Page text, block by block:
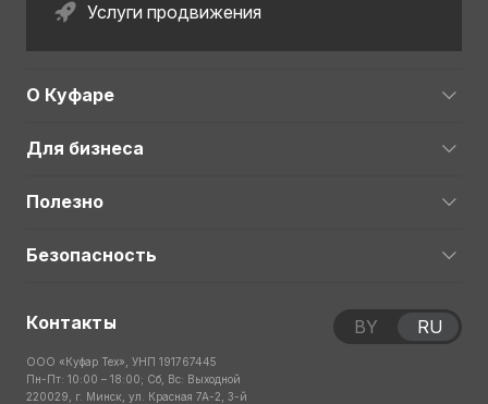
Услуги продвижения
О Куфаре
Для бизнеса
Полезно
Безопасность
Контакты
ООО «Куфар Тех», УНП 191767445
Пн-Пт: 10:00 – 18:00; Сб, Вс: Выходной
220029, г. Минск, ул. Красная 7А-2, 3-й
BY RU